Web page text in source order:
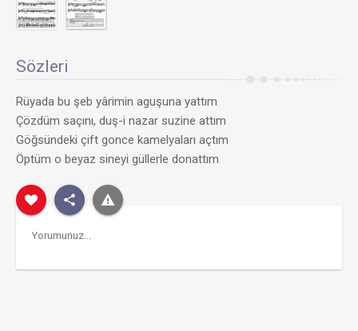
Sözleri
Rüyada bu şeb yârimin aguşuna yattım
Çözdüm saçını, duş-i nazar suzine attım
Göğsündeki çift gonce kamelyaları açtım
Öptüm o beyaz sineyi güllerle donattım